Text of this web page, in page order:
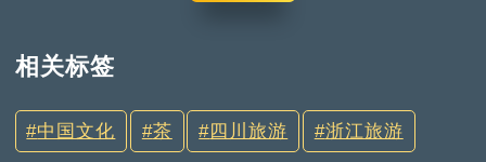
相关标签
中国文化 茶 四川旅游 浙江旅游